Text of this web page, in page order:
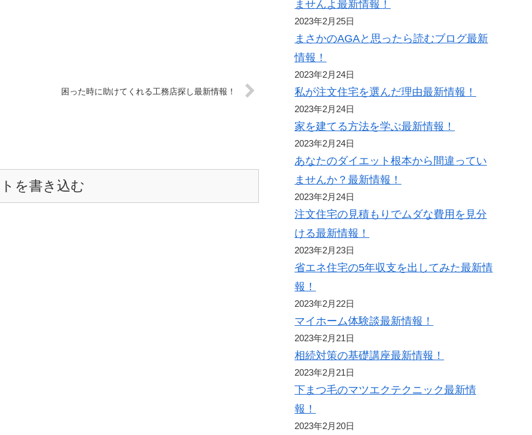
困った時に助けてくれる工務店探し最新情報！
を書き込む
ませんよ最新情報！
2023年2月25日
まさかのAGAと思ったら読むブログ最新
情報！
2023年2月24日
私が注文住宅を選んだ理由最新情報！
2023年2月24日
家を建てる方法を学ぶ最新情報！
2023年2月24日
あなたのダイエット根本から間違ってい
ませんか？最新情報！
2023年2月24日
注文住宅の見積もりでムダな費用を見分
ける最新情報！
2023年2月23日
省エネ住宅の5年収支を出してみた最新情
報！
2023年2月22日
マイホーム体験談最新情報！
2023年2月21日
相続対策の基礎講座最新情報！
2023年2月21日
下まつ毛のマツエクテクニック最新情
報！
2023年2月20日